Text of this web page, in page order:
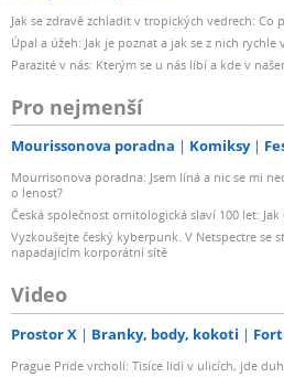
Jak se zdravě zchladit v tropických vedrech:
Úpal a úžeh: Jak je poznat a jak se z nich rychle
Parazité v nás: Kterým se u nás líbí a kde v
Pro nejmenší
Mourissonova poradna Komiksy
Mourrisonova poradna: Jsem líná a nic se mi
o lenost?
Česká společnost ornitologická slaví 100 let: Jak
Vyzkoušejte český kyberpunk. V Netspectre se
napadajícím korporátní sítě
Video
Prostor X Branky, body, kokoti
Prague Pride vrcholí: Tisíce lidí v ulicích, jde